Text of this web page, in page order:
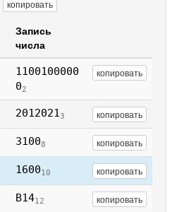
копировать
Запись
числа
1100100000
02
копировать
20120213 копировать
31008 копировать
160010 копировать
B1412 копировать